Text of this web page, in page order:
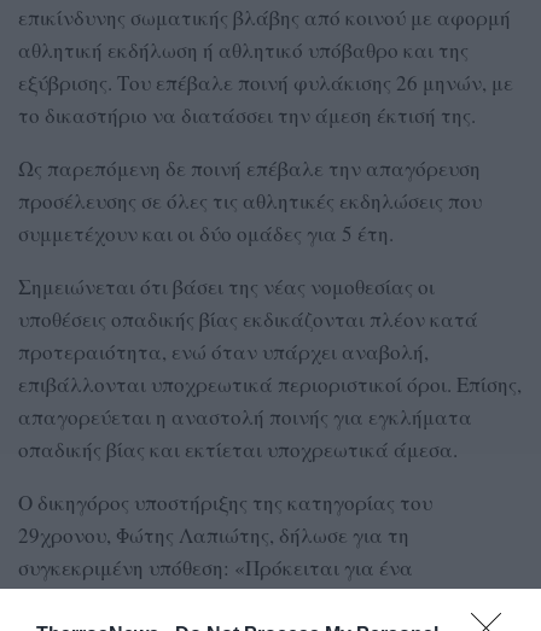
επικίνδυνης σωματικής βλάβης από κοινού με αφορμή
αθλητική εκδήλωση ή αθλητικό υπόβαθρο και της
εξύβρισης. Του επέβαλε ποινή φυλάκισης 26 μηνών, με
το δικαστήριο να διατάσσει την άμεση έκτισή της.
Ως παρεπόμενη δε ποινή επέβαλε την απαγόρευση
προσέλευσης σε όλες τις αθλητικές εκδηλώσεις που
συμμετέχουν και οι δύο ομάδες για 5 έτη.
Σημειώνεται ότι βάσει της νέας νομοθεσίας οι
υποθέσεις οπαδικής βίας εκδικάζονται πλέον κατά
προτεραιότητα, ενώ όταν υπάρχει αναβολή,
επιβάλλονται υποχρεωτικά περιοριστικοί όροι. Επίσης,
απαγορεύεται η αναστολή ποινής για εγκλήματα
οπαδικής βίας και εκτίεται υποχρεωτικά άμεσα.
Ο δικηγόρος υποστήριξης της κατηγορίας του
29χρονου, Φώτης Λαπιώτης, δήλωσε για τη
συγκεκριμένη υπόθεση: «Πρόκειται για ένα